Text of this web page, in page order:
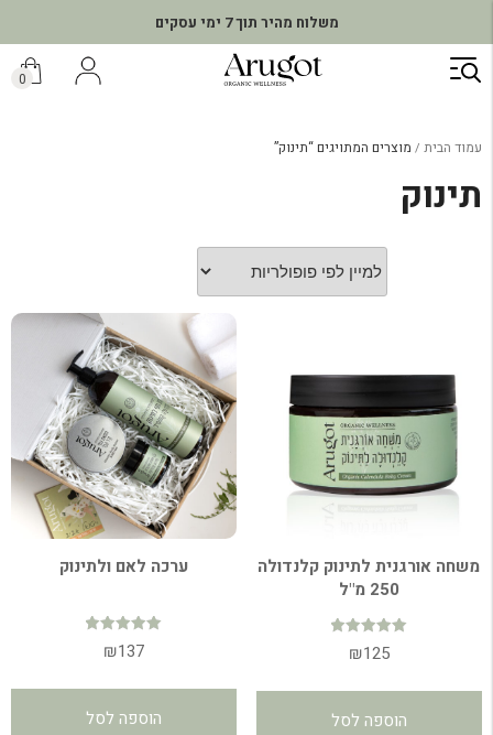
משלוח מהיר תוך 7 ימי עסקים
דילוג
לתוכן
0
עמוד הבית מוצרים המתויגים “תינוק”
תינוק
משחה אורגנית לתינוק קלנדולה
250 מ"ל
דורג
5.00
₪125
הוספה לסל
ערכה לאם ולתינוק
דורג
5.00
₪137
הוספה לסל